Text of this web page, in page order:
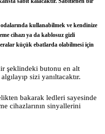
kullanabilmek ve kendinize
cihazı ya da kablosuz gizli
küçük ebatlarda olabilmesi için
şeklindeki butonu en alt
sizi yanıltacaktır.
bakarak ledleri sayesinde
cihazlarının sinyallerini